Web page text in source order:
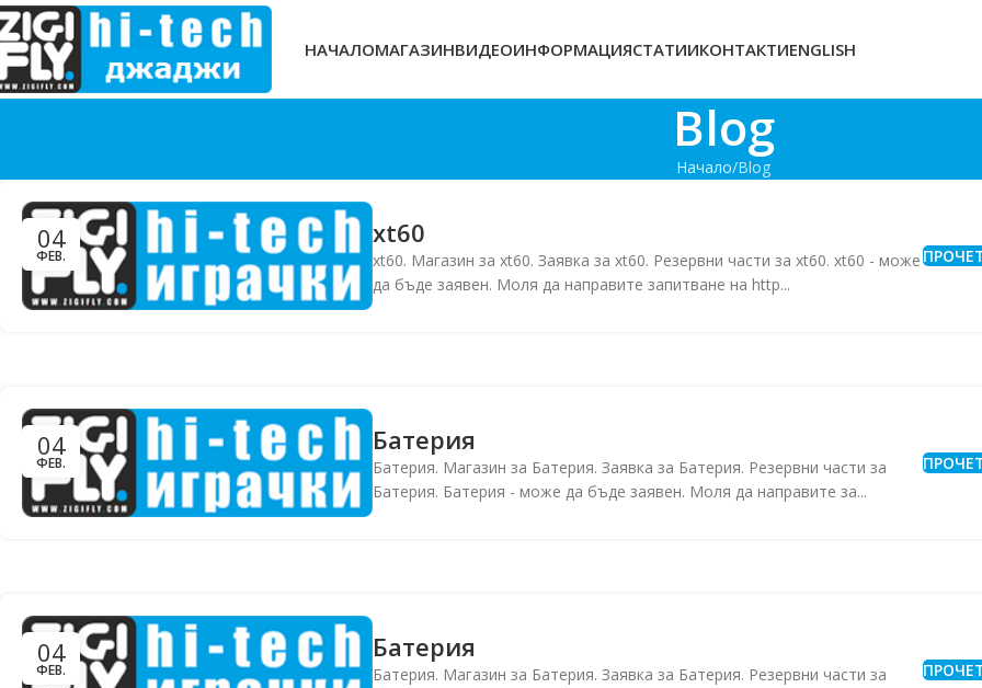
НАЧАЛОМАГАЗИНВИДЕОИНФОРМАЦИЯСТАТИИКОНТАКТИENGLISH
Blog
Начало Blog
04
ФЕВ.
xt60
xt60. Магазин за xt60. Заявка за xt60. Резервни части за xt60. xt60 - може
да бъде заявен. Моля да направите запитване на http...
04
ФЕВ.
Батерия
Батерия. Магазин за Батерия. Заявка за Батерия. Резервни части за
Батерия. Батерия - може да бъде заявен. Моля да направите за...
04
ФЕВ.
Батерия
Батерия. Магазин за Батерия. Заявка за Батерия. Резервни части за